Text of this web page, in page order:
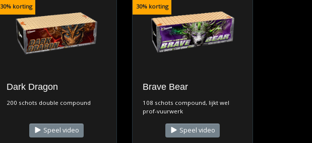
30% korting
Dark Dragon
200 schots double compound
Speel video
30% korting
Brave Bear
108 schots compound, lijkt wel
prof-vuurwerk
Speel video